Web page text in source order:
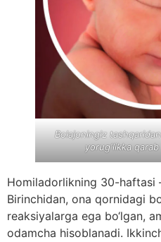
Bolajoningiz
yorug‘likka
Homiladorlikning 30-haftasi
Birinchidan, ona qornidagi
reaksiyalarga ega bo‘lgan,
odamcha hisoblanadi.